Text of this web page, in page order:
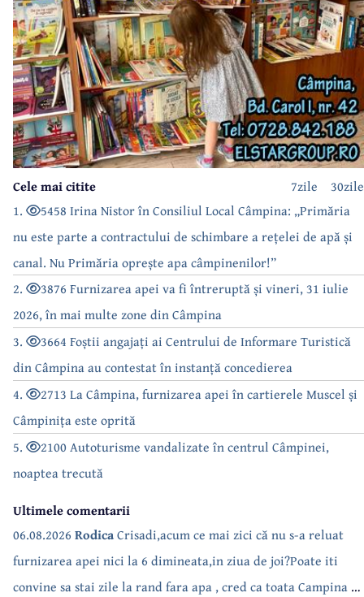
30zile
7zile
Cele mai citite
1.
5458 Irina Nistor în Consiliul Local Câmpina: „Primăria
nu este parte a contractului de schimbare a rețelei de apă și
canal. Nu Primăria oprește apa câmpinenilor!”
2.
3876 Furnizarea apei va fi întreruptă și vineri, 31 iulie
2026, în mai multe zone din Câmpina
3.
3664 Foștii angajați ai Centrului de Informare Turistică
din Câmpina au contestat în instanță concedierea
4.
2713 La Câmpina, furnizarea apei în cartierele Muscel și
Câmpinița este oprită
5.
2100 Autoturisme vandalizate în centrul Câmpinei,
noaptea trecută
Ultimele comentarii
06.08.2026 RodicaCrisadi,acum ce mai zici că nu s-a reluat
furnizarea apei nici la 6 dimineata,in ziua de joi?Poate iti
convine sa stai zile la rand fara apa , cred ca toata Campina s-